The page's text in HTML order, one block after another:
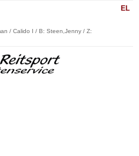
EL
/ Calido I / B: Steen,Jenny / Z: